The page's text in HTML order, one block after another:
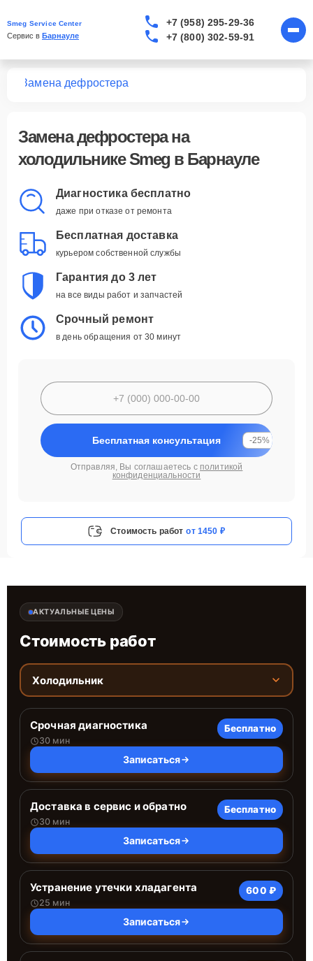
Smeg Service Center
Сервис в Барнауле
+7 (958) 295-29-36
+7 (800) 302-59-91
Замена дефростера
Замена дефростерана
холодильнике Smeg в Барнауле
Диагностика бесплатно
даже при отказе от ремонта
Бесплатная доставка
курьером собственной службы
Гарантия до 3 лет
на все виды работ и запчастей
Срочный ремонт
в день обращения от 30 минут
Бесплатная консультация -25%
Отправляя, Вы соглашаетесь с политикой
конфиденциальности
Стоимость работ от 1450 ₽
АКТУАЛЬНЫЕ ЦЕНЫ
Стоимость работ
Холодильник
Срочная диагностика
30 мин
Бесплатно
Записаться
Доставка в сервис и обратно
30 мин
Бесплатно
Записаться
Устранение утечки хладагента
25 мин
600 ₽
Записаться